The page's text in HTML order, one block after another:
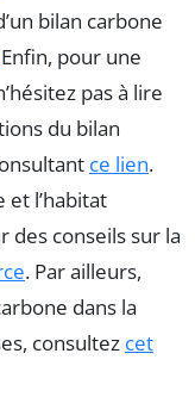
bilan carbone
pour une
pas à lire
du bilan
ce lien.
et l’habitat
des conseils sur la
. Par ailleurs,
dans la
consultez cet